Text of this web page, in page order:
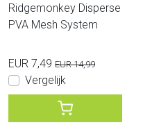
Ridgemonkey Disperse
PVA Mesh System
EUR 7,49 EUR 14,99
Vergelijk